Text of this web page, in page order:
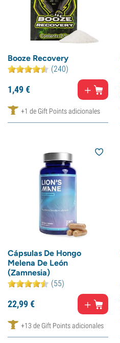
Booze Recovery
(240)
1,49€
+1 de Gift Points adicionales
Cápsulas De Hongo
Melena De León
(Zamnesia)
(55)
22,99€
+13 de Gift Points adicionales